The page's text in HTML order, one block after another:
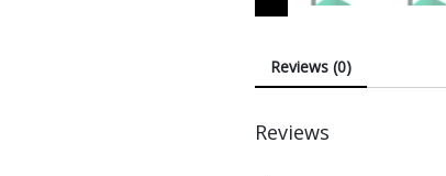
Reviews (0)
Reviews